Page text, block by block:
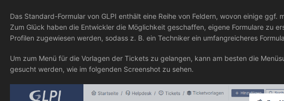
Das Standard-Formular von GLPI enthält eine Reihe von Feldern, wovon einige ggf.
Zum Glück haben die Entwickler die Möglichkeit geschaffen, eigene Formulare zu
Profilen zugewiesen werden, sodass z. B. ein Techniker ein umfangreicheres
Um zum Menü für die Vorlagen der Tickets zu gelangen, kann am besten die
gesucht werden, wie im folgenden Screenshot zu sehen.